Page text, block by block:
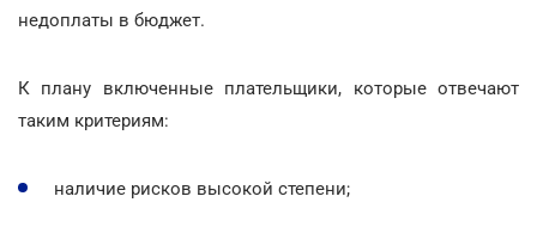
недоплаты в бюджет.
К плану включенные плательщики, которые отвечают
таким критериям:
наличие рисков высокой степени;